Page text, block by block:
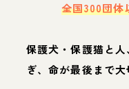
全国300団体
保護犬・保護猫と
ぎ、命が最後まで